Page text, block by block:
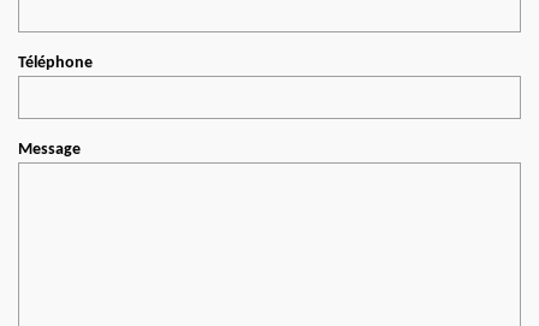
Téléphone
Message